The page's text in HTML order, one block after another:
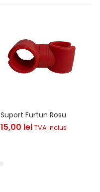
Suport Furtun Rosu
15,00 lei TVA inclus